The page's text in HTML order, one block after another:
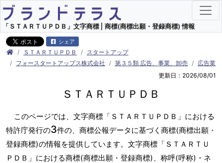
「ＳＴＡＲＴＵＰＤＢ」文字商標 | 商標(商標出願・登録商標) 情報
シェア
ＳＴＡＲＴＵＰＤＢ
スタートアップ
フォースタートアップス株式会社
第３５類 広告、事業、卸売
広告業
更新日：2026/08/01
ＳＴＡＲＴＵＰＤＢ
このページでは、文字商標「ＳＴＡＲＴＵＰＤＢ」における
特許庁発行の3件の、商標公報データに基づく商標(商標出願・
登録商標)の情報を提供しています。文字商標「ＳＴＡＲＴＵ
ＰＤＢ」における商標(商標出願・登録商標)、称呼(呼称)・ネ